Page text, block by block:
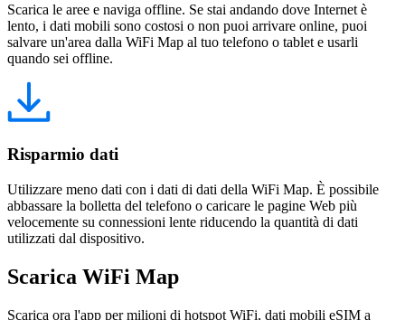
Scarica le aree e naviga offline. Se stai andando dove Internet è
lento, i dati mobili sono costosi o non puoi arrivare online, puoi
salvare un'area dalla WiFi Map al tuo telefono o tablet e usarli
quando sei offline.
Risparmio dati
Utilizzare meno dati con i dati di dati della WiFi Map. È possibile
abbassare la bolletta del telefono o caricare le pagine Web più
velocemente su connessioni lente riducendo la quantità di dati
utilizzati dal dispositivo.
Scarica WiFi Map
Scarica ora l'app per milioni di hotspot WiFi, dati mobili eSIM a